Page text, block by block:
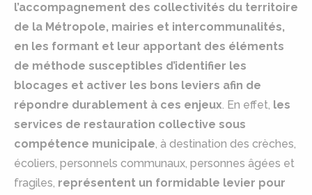
l’accompagnement des collectivités du territoire
de la Métropole, mairies et intercommunalités,
en les formant et leur apportant des éléments
de méthode susceptibles d’identifier les
blocages et activer les bons leviers afin de
répondre durablement à ces enjeux. En effet, les
services de restauration collective sous
compétence municipale, à destination des crèches,
écoliers, personnels communaux, personnes âgées et
fragiles, représentent un formidable levier pour